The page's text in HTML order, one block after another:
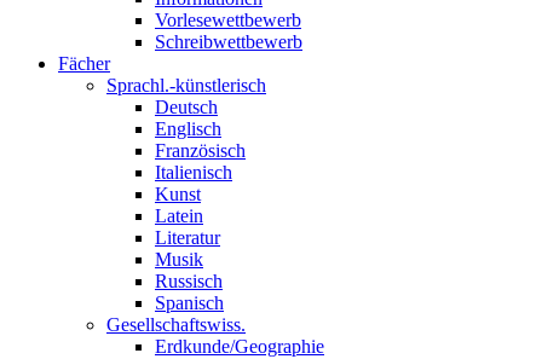
Vorlesewettbewerb
Schreibwettbewerb
Fächer
Sprachl.-künstlerisch
Deutsch
Englisch
Französisch
Italienisch
Kunst
Latein
Literatur
Musik
Russisch
Spanisch
Gesellschaftswiss.
Erdkunde/Geographie